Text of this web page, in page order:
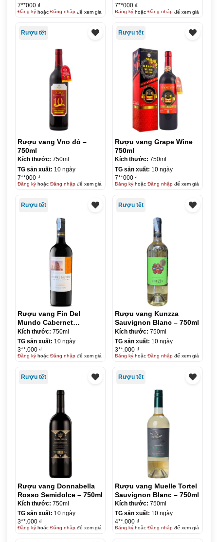
7**000 ₫
Đăng kýhoặc Đăng nhậpđể xem giá
7**000 ₫
Đăng kýhoặc Đăng nhậpđể xem giá
Rượu tết
Rượu vang Vno đỏ –
750ml
Kích thước: 750ml
TG sản xuất: 10 ngày
7**000 ₫
Đăng kýhoặc Đăng nhậpđể xem giá
Rượu tết
Rượu vang Grape Wine
750ml
Kích thước: 750ml
TG sản xuất: 10 ngày
7**000 ₫
Đăng kýhoặc Đăng nhậpđể xem giá
Rượu tết
Rượu vang Fin Del
Mundo Cabernet
Sauvignon – 750ml
Kích thước: 750ml
TG sản xuất: 10 ngày
3**.000 ₫
Đăng kýhoặc Đăng nhậpđể xem giá
Rượu tết
Rượu vang Kunzza
Sauvignon Blanc – 750ml
Kích thước: 750ml
TG sản xuất: 10 ngày
3**.000 ₫
Đăng kýhoặc Đăng nhậpđể xem giá
Rượu tết
Rượu vang Donnabella
Rosso Semidolce – 750ml
Kích thước: 750ml
TG sản xuất: 10 ngày
3**.000 ₫
Đăng kýhoặc Đăng nhậpđể xem giá
Rượu tết
Rượu vang Muelle Tortel
Sauvignon Blanc – 750ml
Kích thước: 750ml
TG sản xuất: 10 ngày
4**.000 ₫
Đăng kýhoặc Đăng nhậpđể xem giá